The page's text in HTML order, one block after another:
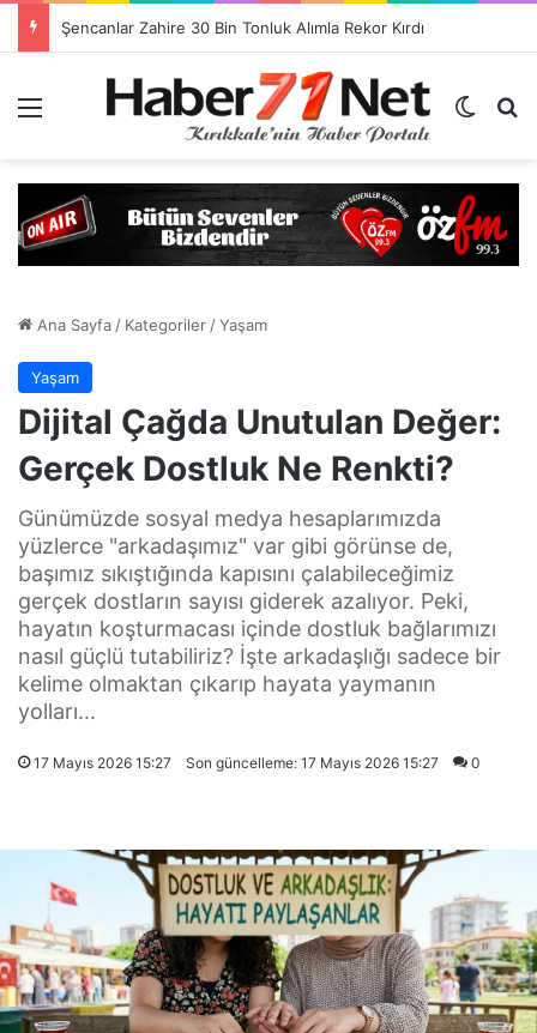
Dış
Ana Sayfa/ Kategoriler/Yaşam
Yaşam
Dijital Çağda Unutulan Değer:
Gerçek Dostluk Ne Renkti?
Günümüzde sosyal medya hesaplarımızda
yüzlerce "arkadaşımız" var gibi görünse de,
başımız sıkıştığında kapısını çalabileceğimiz
gerçek dostların sayısı giderek azalıyor. Peki,
hayatın koşturmacası içinde dostluk bağlarımızı
nasıl güçlü tutabiliriz? İşte arkadaşlığı sadece bir
kelime olmaktan çıkarıp hayata yaymanın
yolları...
17 Mayıs 2026 15:27 Son güncelleme: 17 Mayıs 2026 15:27 0